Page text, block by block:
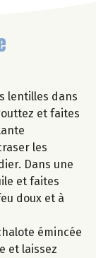
lentilles dans
et faites
les
Dans une
et faites
doux et à
émincée
et laissez